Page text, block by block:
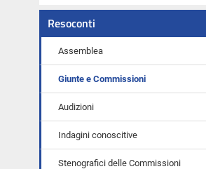
Resoconti
Assemblea
Giunte e Commissioni
Audizioni
Indagini conoscitive
Stenografici delle Commissioni